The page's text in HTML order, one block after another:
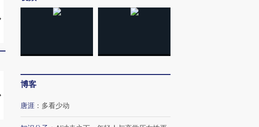
视线｜HYROX的吸金
【推广】走进第四届链博
会，让数智科技“链”接产
博客
唐涯 ： 多看少动